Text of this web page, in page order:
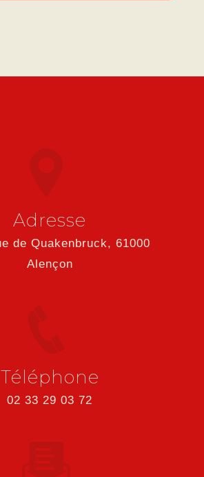
Adresse
Alençon
Téléphone
02 33 29 03 72